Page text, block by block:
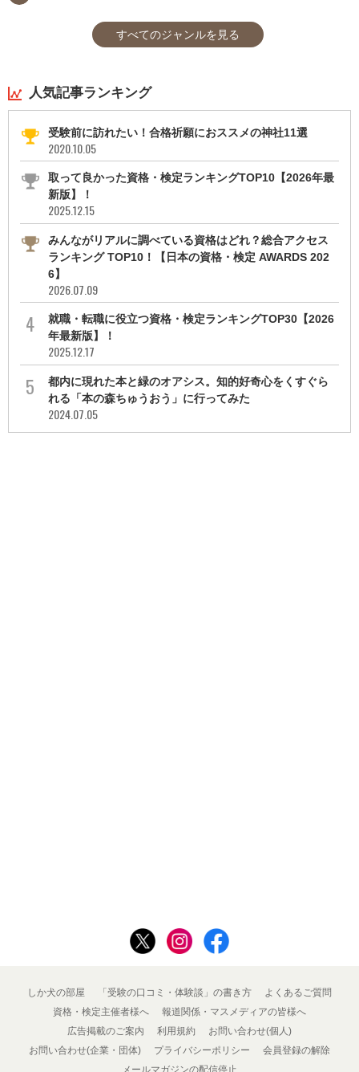
すべてのジャンルを見る
人気記事ランキング
受験前に訪れたい！合格祈願におススメの神社11選
2020.10.05
取って良かった資格・検定ランキングTOP10【2026年最
新版】！
2025.12.15
みんながリアルに調べている資格はどれ？総合アクセス
ランキング TOP10！【日本の資格・検定 AWARDS 202
6】
2026.07.09
就職・転職に役立つ資格・検定ランキングTOP30【2026
年最新版】！
2025.12.17
都内に現れた本と緑のオアシス。知的好奇心をくすぐら
れる「本の森ちゅうおう」に行ってみた
2024.07.05
しか犬の部屋 「受験の口コミ・体験談」の書き方
よくあるご質問
資格・検定主催者様へ
報道関係・マスメディアの皆様へ
広告掲載のご案内
利用規約
お問い合わせ(個人)
お問い合わせ(企業・団体)
プライバシーポリシー
会員登録の解除